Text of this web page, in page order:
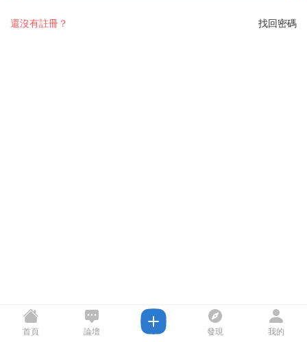
找回密碼
還沒有註冊？
首頁 論壇 發現 我的